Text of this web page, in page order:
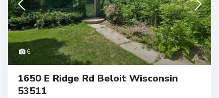
6
1650 E Ridge Rd Beloit Wisconsin
53511